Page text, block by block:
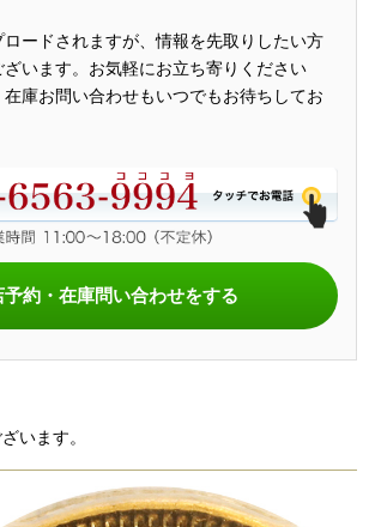
ロードされますが、情報を先取りしたい方
います。お気軽にお立ち寄りください
在庫お問い合わせもいつでもお待ちしてお
予約・在庫問い合わせをする
います。